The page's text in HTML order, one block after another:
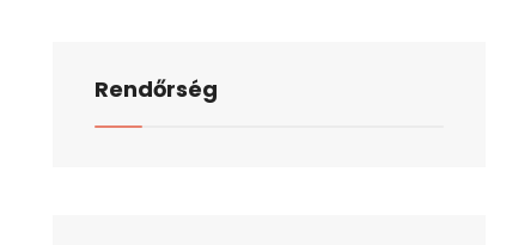
Rendőrség